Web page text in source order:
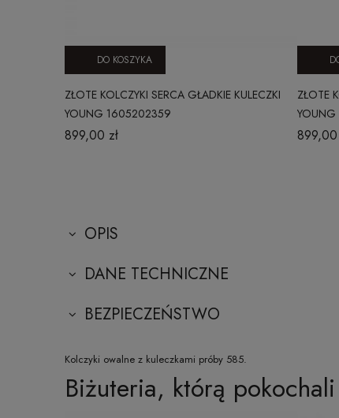
ZŁOTE KOLCZYKI SERCA GŁADKIE KULECZKI
YOUNG 1605202359
899,00 zł
DO KOSZYKA
ZŁOTE
899,00
OPIS
DANE TECHNICZNE
BEZPIECZEŃSTWO
Kolczyki owalne z kuleczkami próby 585.
Biżuteria, którą